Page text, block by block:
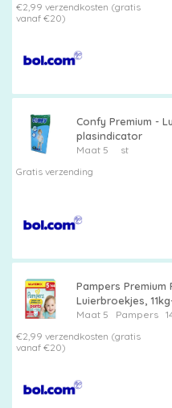
€2,99 verzendkosten (gratis
vanaf €20)
Confy Premium -
plasindicator
Maat 5
st
Gratis verzending
Pampers
Luierbroekjes,
Maat 5 Pampers
€2,99 verzendkosten (gratis
vanaf €20)